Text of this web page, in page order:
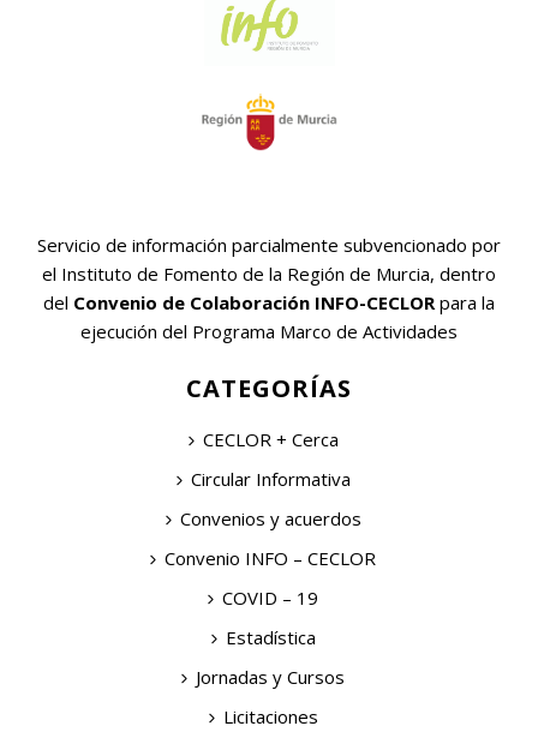
Servicio de información parcialmente subvencionado por
el Instituto de Fomento de la Región de Murcia, dentro
del Convenio de Colaboración INFO-CECLOR para la
ejecución del Programa Marco de Actividades
CATEGORÍAS
CECLOR + Cerca
Circular Informativa
Convenios y acuerdos
Convenio INFO – CECLOR
COVID – 19
Estadística
Jornadas y Cursos
Licitaciones